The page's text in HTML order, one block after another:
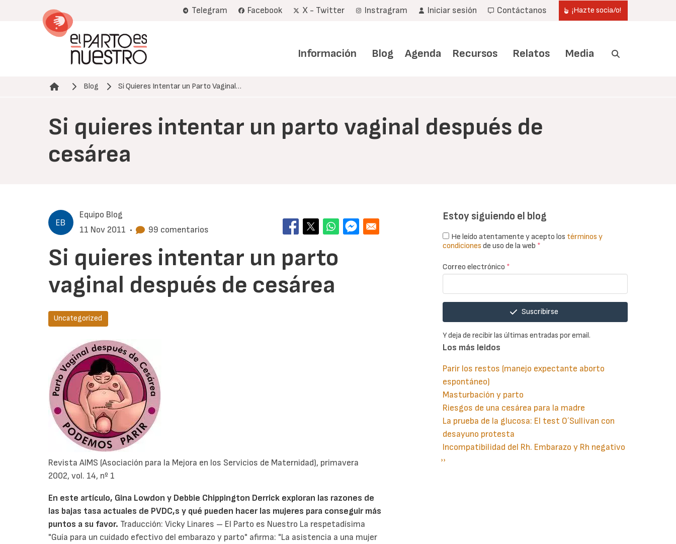
Telegram Facebook X - Twitter Instragram Iniciar sesión Contáctanos ¡Hazte socia/o!
Información Blog Agenda Recursos Relatos Media
Ruta de navegación
Blog Si Quieres Intentar un Parto Vaginal…
Si quieres intentar un parto vaginal después de
cesárea
Equipo Blog
11 Nov 2011 • 99 comentarios
Si quieres intentar un parto
vaginal después de cesárea
Uncategorized
Revista AIMS (Asociación para la Mejora en los Servicios de Maternidad), primavera
2002, vol. 14, nº 1
En este artículo, Gina Lowdon y Debbie Chippington Derrick exploran las razones de
las bajas tasa actuales de PVDC,s y qué pueden hacer las mujeres para conseguir más
puntos a su favor. Traducción: Vicky Linares – El Parto es Nuestro La respetadísima
"Guía para un cuidado efectivo del embarazo y parto" afirma: "La asistencia a una mujer
Estoy siguiendo el blog
He leído atentamente y acepto los términos y
condiciones de uso de la web *
Correo electrónico *
Suscribirse
Y deja de recibir las últimas entradas por email.
Los más leidos
Parir los restos (manejo expectante aborto
espontáneo)
Masturbación y parto
Riesgos de una cesárea para la madre
La prueba de la glucosa: El test O´Sullivan con
desayuno protesta
Incompatibilidad del Rh. Embarazo y Rh negativo
Paginación
Siguiente
››